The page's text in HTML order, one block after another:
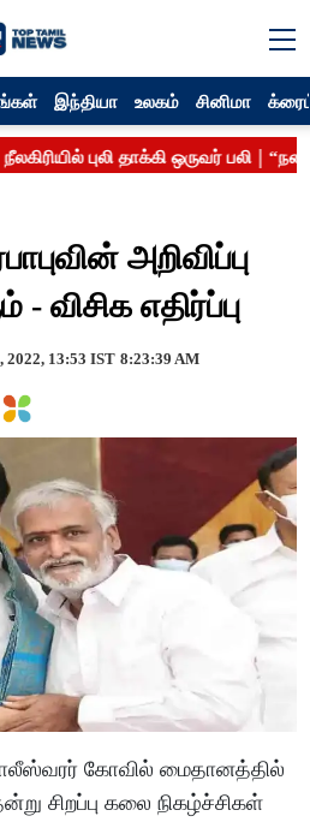
இந்தியா உலகம் சினிமா
அறிவிப்பு
விசிக எதிர்ப்பு
2022, 13:53 IST 8:23:39 AM
கோவில் மைதானத்தில்
சிறப்பு கலை நிகழ்ச்சிகள்